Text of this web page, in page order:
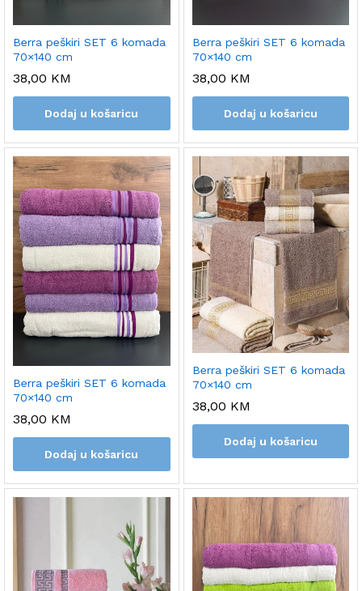
Berra peškiri SET 6 komada
70×140 cm
38,00 KM
Dodaj u košaricu
Berra peškiri SET 6 komada
70×140 cm
38,00 KM
Dodaj u košaricu
Berra peškiri SET 6 komada
70×140 cm
38,00 KM
Dodaj u košaricu
Berra peškiri SET 6 komada
70×140 cm
38,00 KM
Dodaj u košaricu